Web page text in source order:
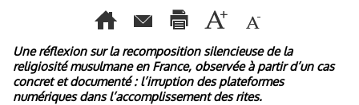
Une réflexion sur la recomposition silencieuse de la
religiosité musulmane en France, observée à partir d’un cas
concret et documenté : l’irruption des plateformes
numériques dans l’accomplissement des rites.